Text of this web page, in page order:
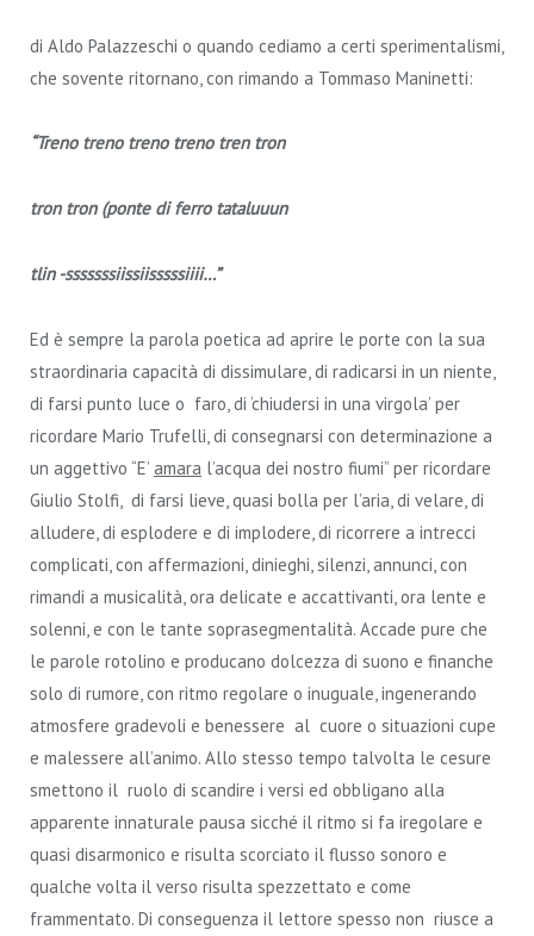
di Aldo Palazzeschi o quando cediamo a certi sperimentalismi,
che sovente ritornano, con rimando a Tommaso Maninetti:
“Treno treno treno treno tren tron
tron tron (ponte di ferro tataluuun
tlin -sssssssiissiisssssiiii…”
Ed è sempre la parola poetica ad aprire le porte con la sua
straordinaria capacità di dissimulare, di radicarsi in un niente,
di farsi punto luce o faro, di ‘chiudersi in una virgola’ per
ricordare Mario Trufelli, di consegnarsi con determinazione a
un aggettivo “E’ amara l’acqua dei nostro fiumi” per ricordare
Giulio Stolfi, di farsi lieve, quasi bolla per l’aria, di velare, di
alludere, di esplodere e di implodere, di ricorrere a intrecci
complicati, con affermazioni, dinieghi, silenzi, annunci, con
rimandi a musicalità, ora delicate e accattivanti, ora lente e
solenni, e con le tante soprasegmentalità. Accade pure che
le parole rotolino e producano dolcezza di suono e finanche
solo di rumore, con ritmo regolare o inuguale, ingenerando
atmosfere gradevoli e benessere al cuore o situazioni cupe
e malessere all’animo. Allo stesso tempo talvolta le cesure
smettono il ruolo di scandire i versi ed obbligano alla
apparente innaturale pausa sicché il ritmo si fa iregolare e
quasi disarmonico e risulta scorciato il flusso sonoro e
qualche volta il verso risulta spezzettato e come
frammentato. Di conseguenza il lettore spesso non riusce a